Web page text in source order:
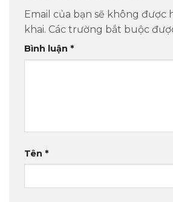
Email của bạn sẽ không được
khai. Các trường bắt buộc
Bình luận *
Tên *